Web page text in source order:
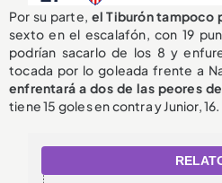
Por su parte, el Tiburón tampoco
sexto en el escalafón, con 19
podrían sacarlo de los 8 y
tocada por lo goleada frente a
enfrentará a dos de las peores
tiene 15 goles en contra y Junior, 16.